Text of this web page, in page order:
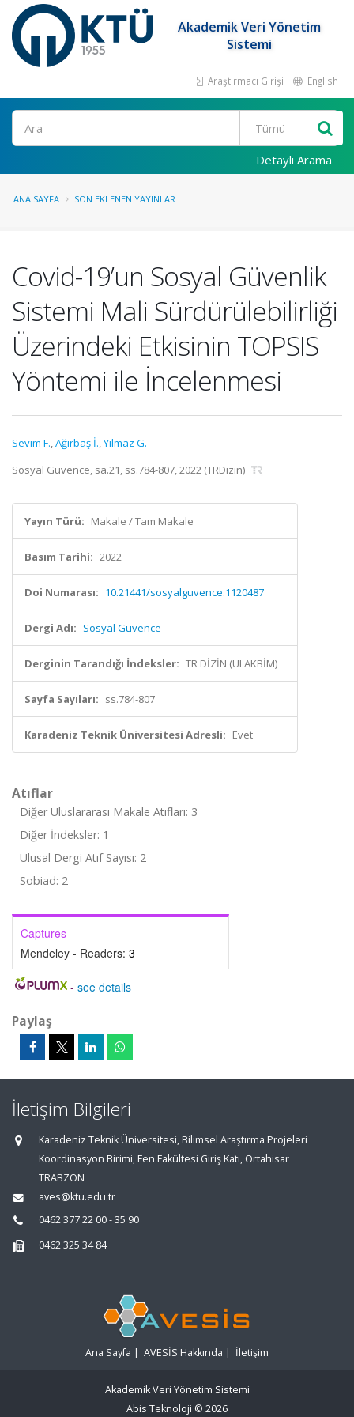
Akademik Veri Yönetim
Sistemi
Araştırmacı Girişi English
Ara
Detaylı Arama
ANA SAYFA SON EKLENEN YAYINLAR
Covid-19’un Sosyal Güvenlik
Sistemi Mali Sürdürülebilirliği
Üzerindeki Etkisinin TOPSIS
Yöntemi ile İncelenmesi
Sevim F.,Ağırbaş İ.,Yılmaz G.
Sosyal Güvence, sa.21, ss.784-807, 2022 (TRDizin)
Yayın Türü: Makale / Tam Makale
Basım Tarihi: 2022
Doi Numarası: 10.21441/sosyalguvence.1120487
Dergi Adı: Sosyal Güvence
Derginin Tarandığı İndeksler: TR DİZİN (ULAKBİM)
Sayfa Sayıları: ss.784-807
Karadeniz Teknik Üniversitesi Adresli: Evet
Atıflar
Diğer Uluslararası Makale Atıfları: 3
Diğer İndeksler: 1
Ulusal Dergi Atıf Sayısı: 2
Sobiad: 2
Captures
Mendeley - Readers: 3
- see details
Paylaş
İletişim Bilgileri
Karadeniz Teknik Üniversitesi, Bilimsel Araştırma Projeleri
Koordinasyon Birimi, Fen Fakültesi Giriş Katı, Ortahisar
TRABZON
aves@ktu.edu.tr
0462 377 22 00 - 35 90
0462 325 34 84
Ana Sayfa | AVESİS Hakkında | İletişim
Akademik Veri Yönetim Sistemi
Abis Teknoloji © 2026